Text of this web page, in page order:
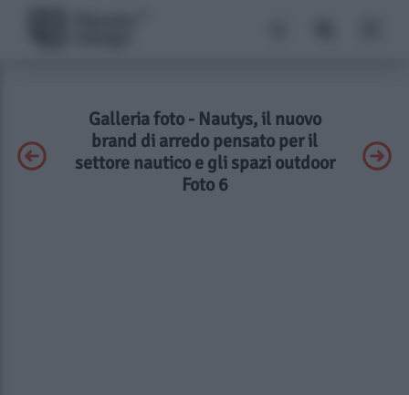
Galleria foto - Nautys, il nuovo
brand di arredo pensato per il
settore nautico e gli spazi outdoor
Foto 6